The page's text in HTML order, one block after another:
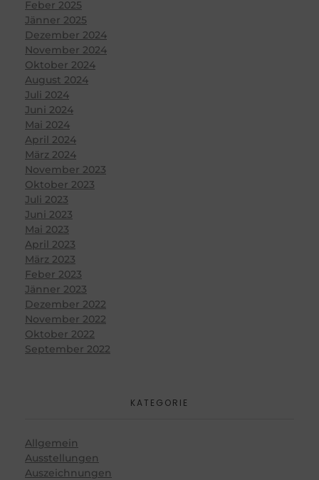
Feber 2025
Jänner 2025
Dezember 2024
November 2024
Oktober 2024
August 2024
Juli 2024
Juni 2024
Mai 2024
April 2024
März 2024
November 2023
Oktober 2023
Juli 2023
Juni 2023
Mai 2023
April 2023
März 2023
Feber 2023
Jänner 2023
Dezember 2022
November 2022
Oktober 2022
September 2022
KATEGORIE
Allgemein
Ausstellungen
Auszeichnungen